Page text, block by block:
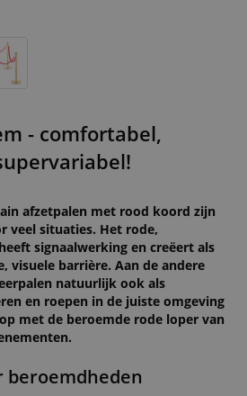
- comfortabel,
afzetpalen met rood koord zijn
veel situaties. Het rode,
signaalwerking en creëert als
visuele barrière. Aan de andere
natuurlijk ook als
en roepen in de juiste omgeving
met de beroemde rode loper van
beroemdheden